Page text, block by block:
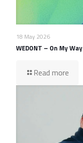
18 May 2026
WEDONT – On My Way
Read more